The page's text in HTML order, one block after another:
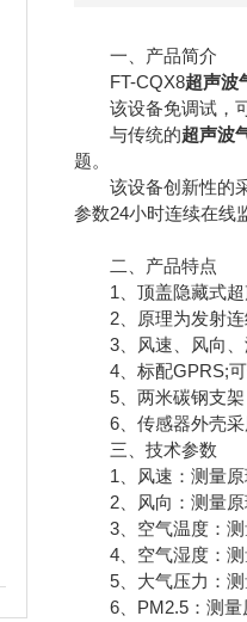
一、产品简介
FT-CQX8超声波
该设备免调试，可
与传统的超声波
题。
该设备创新性的采
参数24小时连续在线
二、产品特点
1、顶盖隐藏式超
2、原理为发射连
3、风速、风向、
4、标配GPRS;可
5、两米碳钢支架
6、传感器外壳采
三、技术参数
1、风速：测量原
2、风向：测量原理
3、空气温度：测
4、空气湿度：测
5、大气压力：测
6、PM2.5：测量